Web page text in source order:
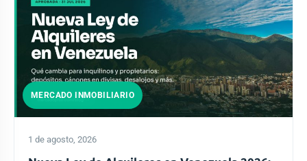
MERCADO INMOBILIARIO
1 de agosto, 2026